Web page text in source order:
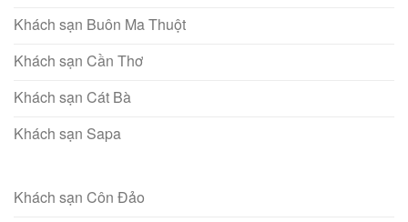
Khách sạn Buôn Ma Thuột
Khách sạn Cần Thơ
Khách sạn Cát Bà
Khách sạn Sapa
Khách sạn Côn Đảo